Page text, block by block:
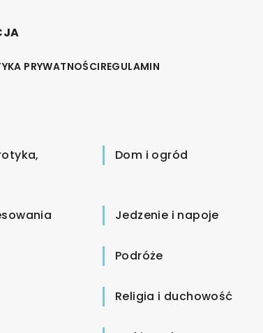
PRYWATNOŚCIREGULAMIN
Dom i ogród
Jedzenie i napoje
Podróże
Religia i duchowość